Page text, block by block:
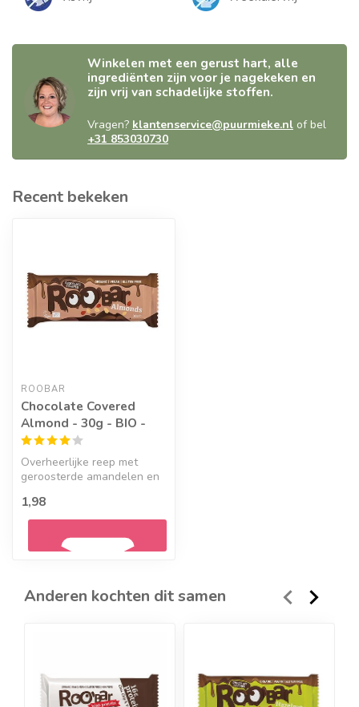
Winkelen met een gerust hart, alle
ingrediënten zijn voor je nagekeken en
zijn vrij van schadelijke stoffen.
Vragen? klantenservice@puurmieke.nl of bel
+31 853030730
Recent bekeken
ROOBAR
Chocolate Covered
Almond - 30g - BIO -
Overheerlijke reep met
geroosterde amandelen en
chocolade.
1,98
Anderen kochten dit samen